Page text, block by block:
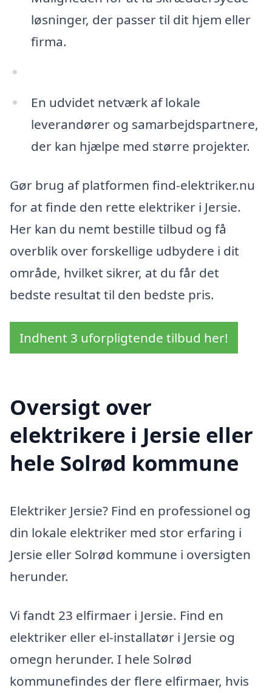
løsninger, der passer til dit hjem eller
firma.
En udvidet netværk af lokale
leverandører og samarbejdspartnere,
der kan hjælpe med større projekter.
Gør brug af platformen find-elektriker.nu
for at finde den rette elektriker i Jersie.
Her kan du nemt bestille tilbud og få
overblik over forskellige udbydere i dit
område, hvilket sikrer, at du får det
bedste resultat til den bedste pris.
Indhent 3 uforpligtende tilbud her!
Oversigt over
elektrikere i Jersie eller
hele Solrød kommune
Elektriker Jersie? Find en professionel og
din lokale elektriker med stor erfaring i
Jersie eller Solrød kommune i oversigten
herunder.
Vi fandt 23 elfirmaer i Jersie. Find en
elektriker eller el-installatør i Jersie og
omegn herunder. I hele Solrød
kommunefindes der flere elfirmaer, hvis